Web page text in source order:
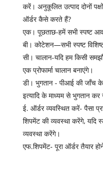
करें। अनुकूलित उत्पाद दोनों
ऑर्डर कैसे करते हैं?
एक। पूछताछ-हमें सभी स्पष्ट
बी। कोटेशन—सभी स्पष्ट
सी। चालान-यदि हम किसी
एक प्रोफार्मा चालान बनाएंगे।
डी। भुगतान - पीआई की जाँच के
इत्यादि के माध्यम से भुगतान
ई. ऑर्डर व्यवस्थित करें- पैसा
शिपमेंट की व्यवस्था करेंगे, यदि
व्यवस्था करेंगे।
एफ.शिपमेंट- पूरा ऑर्डर तैयार